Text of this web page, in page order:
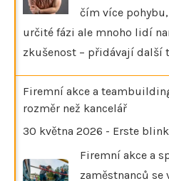
čím více
určité fázi ale mnoho lidí
zkušenost – přidávají další
Firemní akce a
rozměr než kancelář
30 května 2026 - Erste blink
Firemní akce a
zaměstnanců